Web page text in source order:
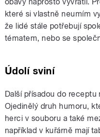
které si vlastně neumím
že lidé stále potřebují
tématem, nebo se
Údolí sviní
Další přísadou do receptu
Ojedinělý druh humoru,
herci v souboru a také
například v kuřárně mají